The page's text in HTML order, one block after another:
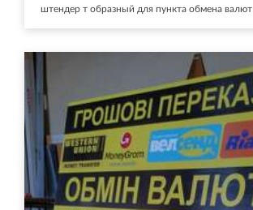
штендер т образный для пункта обмена валют